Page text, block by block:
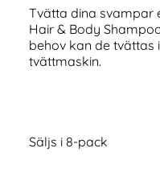
Tvätta dina svampar
Hair & Body
behov kan de tvättas
tvättmaskin.
Säljs i 8-pack